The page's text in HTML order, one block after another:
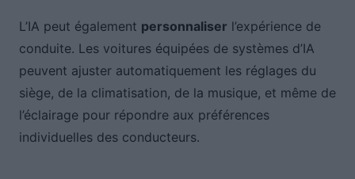
L’IA peut également personnaliser l’expérience de
conduite. Les voitures équipées de systèmes d’IA
peuvent ajuster automatiquement les réglages du
siège, de la climatisation, de la musique, et même de
l’éclairage pour répondre aux préférences
individuelles des conducteurs.